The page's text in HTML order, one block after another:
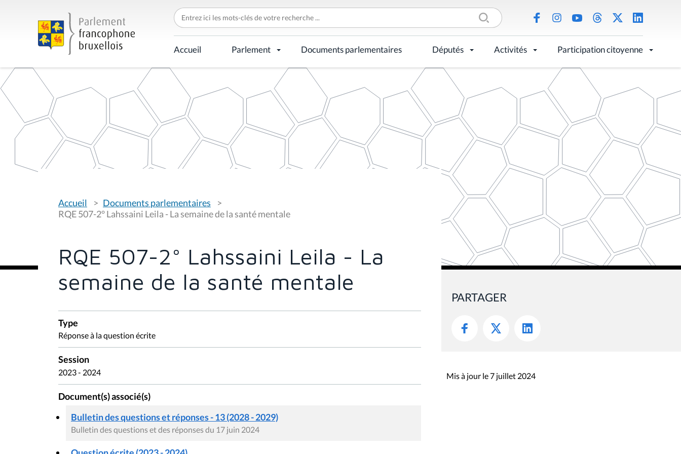
C
h
e
r
c
h
r
p
Accueil Parlement Documents parlementaires Députés Activités Participation citoyenne
o
u
s
s
:
Accueil
Documents parlementaires
RQE 507-2° Lahssaini Leila - La semaine de la santé mentale
RQE 507-2° Lahssaini Leila - La
semaine de la santé mentale
Type
Réponse à la question écrite
Session
2023 - 2024
Document(s) associé(s)
Bulletin des questions et réponses - 13 (2028 - 2029)
Bulletin des questions et des réponses du 17 juin 2024
PARTAGER
Mis à jour le 7 juillet 2024